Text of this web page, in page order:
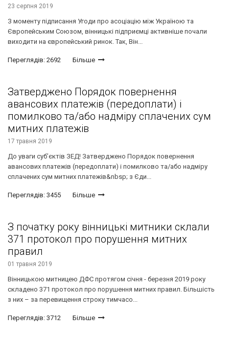
23 серпня 2019
З моменту підписання Угоди про асоціацію між Україною та
Європейським Союзом, вінницькі підприємці активніше почали
виходити на європейський ринок. Так, Він...
Переглядів: 2692 Більше
Затверджено Порядок повернення
авансових платежів (передоплати) і
помилково та/або надміру сплачених сум
митних платежів
17 травня 2019
До уваги суб’єктів ЗЕД! Затверджено Порядок повернення
авансових платежів (передоплати) і помилково та/або надміру
сплачених сум митних платежів&nbsp; з Єди...
Переглядів: 3455 Більше
З початку року вінницькі митники склали
371 протокол про порушення митних
правил
01 травня 2019
Вінницькою митницею ДФС протягом січня - березня 2019 року
складено 371 протокол про порушення митних правил. Більшість
з них – за перевищення строку тимчасо...
Переглядів: 3712 Більше